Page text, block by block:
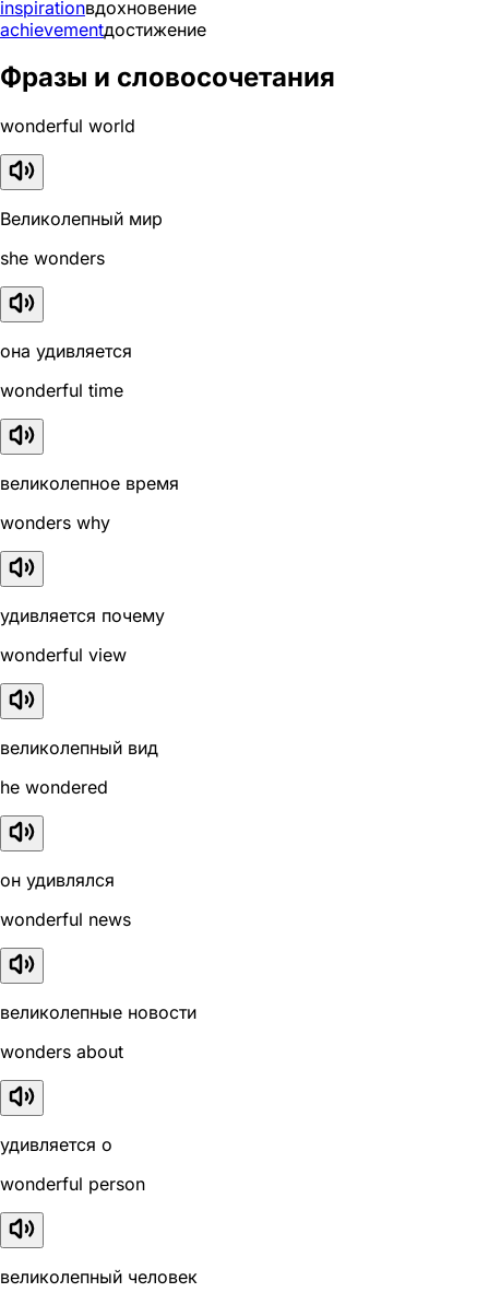
inspirationвдохновение
achievementдостижение
Фразы и словосочетания
wonderful world
Великолепный мир
she wonders
она удивляется
wonderful time
великолепное время
wonders why
удивляется почему
wonderful view
великолепный вид
he wondered
он удивлялся
wonderful news
великолепные новости
wonders about
удивляется о
wonderful person
великолепный человек